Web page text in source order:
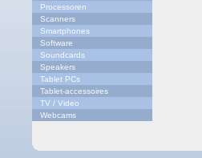
Processoren
Scanners
Smartphones
Software
Soundcards
Speakers
Tablet PCs
Tablet-accessoires
TV / Video
Webcams